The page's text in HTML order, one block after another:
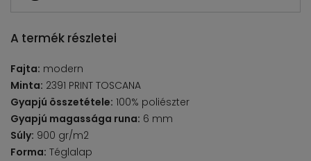
A termék részletei
Fajta: modern
Minta: 2391 PRINT TOSCANA
Gyapjú összetétele: 100% poliészter
Gyapjú magassága runa: 6 mm
Súly: 900 gr/m2
Forma: Téglalap